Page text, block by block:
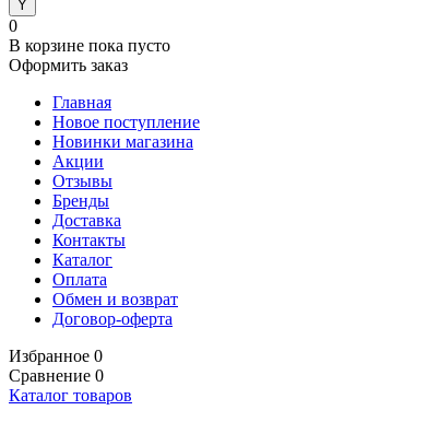
0
В корзине пока пусто
Оформить заказ
Главная
Новое поступление
Новинки магазина
Акции
Отзывы
Бренды
Доставка
Контакты
Каталог
Оплата
Обмен и возврат
Договор-оферта
Избранное 0
Сравнение 0
Каталог товаров